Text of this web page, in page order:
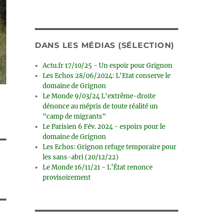
DANS LES MÉDIAS (SÉLECTION)
Actu.fr 17/10/25 - Un espoir pour Grignon
Les Echos 28/06/2024: L'Etat conserve le
domaine de Grignon
Le Monde 9/03/24 L'extrême-droite
dénonce au mépris de toute réalité un
"camp de migrants"
Le Parisien 6 Fév. 2024 - espoirs pour le
domaine de Grignon
Les Echos: Grignon refuge temporaire pour
les sans-abri (20/12/22)
Le Monde 16/11/21 - L’État renonce
provisoirement